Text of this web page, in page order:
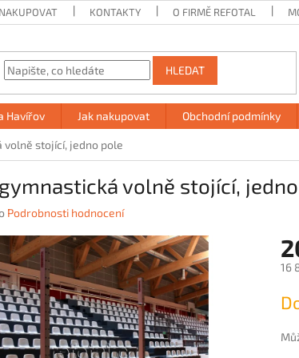
KONTAKTY O FIRMĚ REFOTAL
HLEDAT
Havířov Jak nakupovat Obchodní podmínky
volně stojící, jedno pole
volně stojící,
Podrobnosti hodnocení
16